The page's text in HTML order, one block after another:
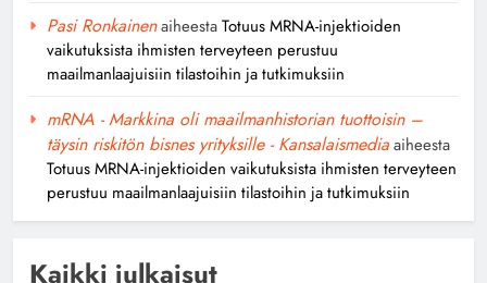
Pasi RonkainenaiheestaTotuus MRNA-injektioiden
vaikutuksista ihmisten terveyteen perustuu
maailmanlaajuisiin tilastoihin ja tutkimuksiin
mRNA - Markkina oli maailmanhistorian tuottoisin –
täysin riskitön bisnes yrityksille - Kansalaismediaaiheesta
Totuus MRNA-injektioiden vaikutuksista ihmisten terveyteen
perustuu maailmanlaajuisiin tilastoihin ja tutkimuksiin
Kaikki julkaisut